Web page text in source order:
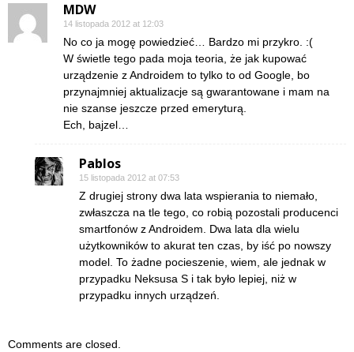
MDW
14 listopada 2012 at 12:03
No co ja mogę powiedzieć… Bardzo mi przykro. :(
W świetle tego pada moja teoria, że jak kupować
urządzenie z Androidem to tylko to od Google, bo
przynajmniej aktualizacje są gwarantowane i mam na
nie szanse jeszcze przed emeryturą.
Ech, bajzel…
Pablos
15 listopada 2012 at 07:53
Z drugiej strony dwa lata wspierania to niemało,
zwłaszcza na tle tego, co robią pozostali producenci
smartfonów z Androidem. Dwa lata dla wielu
użytkowników to akurat ten czas, by iść po nowszy
model. To żadne pocieszenie, wiem, ale jednak w
przypadku Neksusa S i tak było lepiej, niż w
przypadku innych urządzeń.
Comments are closed.